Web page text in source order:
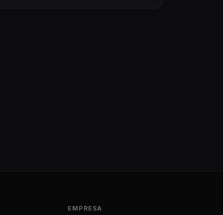
EMPRESA